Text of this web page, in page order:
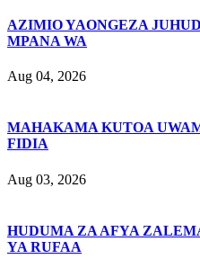
AZIMIO YAONGEZA
MPANA WA
Aug 04, 2026
MAHAKAMA KUTOA
FIDIA
Aug 03, 2026
HUDUMA ZA AFYA
YA RUFAA